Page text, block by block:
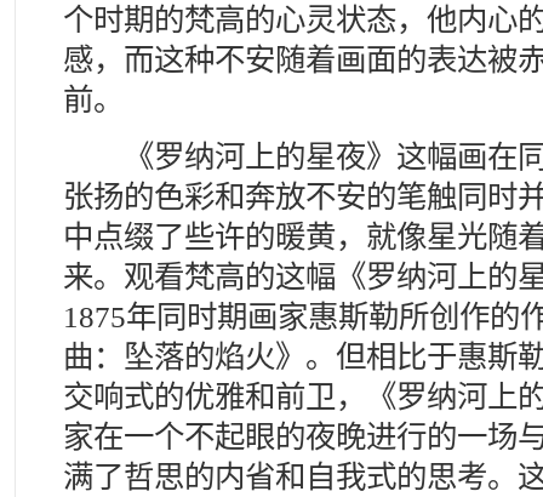
个时期的梵高的心灵状态，他内心
感，而这种不安随着画面的表达被
前。
《罗纳河上的星夜》这幅画在
张扬的色彩和奔放不安的笔触同时
中点缀了些许的暖黄，就像星光随
来。观看梵高的这幅《罗纳河上的
1875年同时期画家惠斯勒所创作的
曲：坠落的焰火》。但相比于惠斯
交响式的优雅和前卫，《罗纳河上
家在一个不起眼的夜晚进行的一场
满了哲思的内省和自我式的思考。